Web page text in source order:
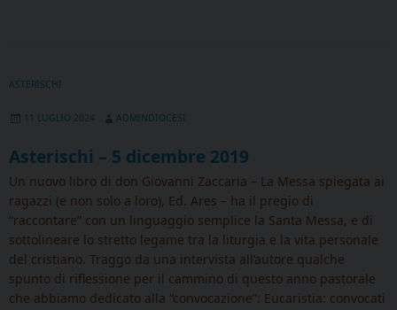
ASTERISCHI
11 LUGLIO 2024 ADMINDIOCESI
Asterischi – 5 dicembre 2019
Un nuovo libro di don Giovanni Zaccaria – La Messa spiegata ai
ragazzi (e non solo a loro), Ed. Ares – ha il pregio di
“raccontare” con un linguaggio semplice la Santa Messa, e di
sottolineare lo stretto legame tra la liturgia e la vita personale
del cristiano. Traggo da una intervista all’autore qualche
spunto di riflessione per il cammino di questo anno pastorale
che abbiamo dedicato alla “convocazione”: Eucaristia: convocati